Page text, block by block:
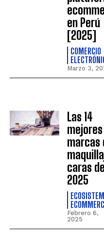
en Perú
[2025]
COMERCIO
Marzo 3,
Las 14
mejores
marcas
caras del
2025
Febrero 6,
2025